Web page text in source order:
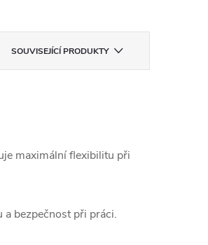
SOUVISEJÍCÍ PRODUKTY
maximální flexibilitu při
bezpečnost při práci.